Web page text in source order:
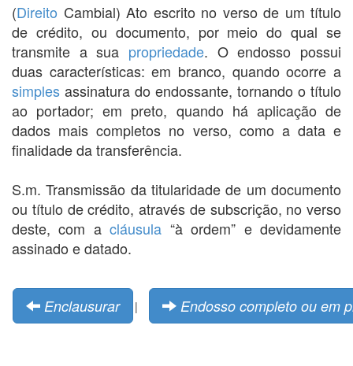
(Direito Cambial) Ato escrito no verso de um título
de crédito, ou documento, por meio do qual se
transmite a sua propriedade. O endosso possui
duas características: em branco, quando ocorre a
simples assinatura do endossante, tornando o título
ao portador; em preto, quando há aplicação de
dados mais completos no verso, como a data e
finalidade da transferência.
S.m. Transmissão da titularidade de um documento
ou título de crédito, através de subscrição, no verso
deste, com acláusula “à ordem” e devidamente
assinado e datado.
Enclausurar | Endosso completo ou em